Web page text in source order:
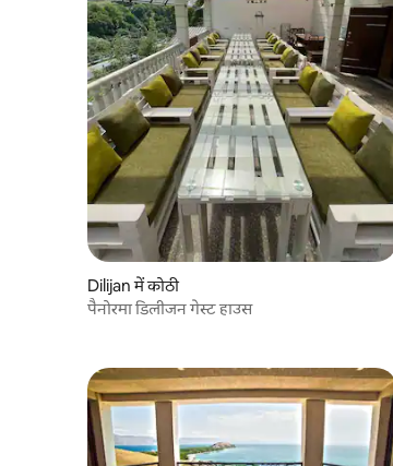
Dilijan में कोठी
पैनोरमा डिलीजन गेस्ट हाउस